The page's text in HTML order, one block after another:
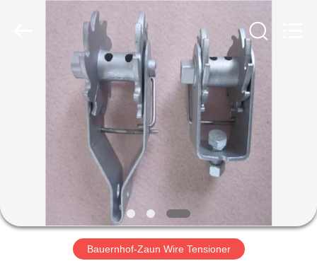
PRODUKTE
FABRIK-
AUSFLUGBauernhof-Zaun Wire Tensioner